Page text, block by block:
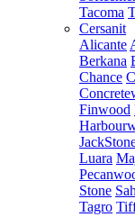
Tacoma
Cersanit
Alicante
Berkana
Chance
Finwood
Luara
Stone
Tagro